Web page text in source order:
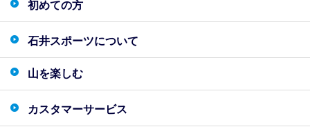
初めての方
石井スポーツについて
山を楽しむ
カスタマーサービス